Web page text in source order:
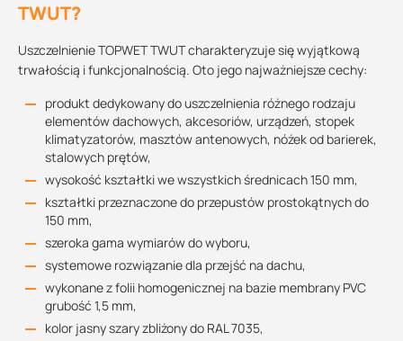
TWUT?
Uszczelnienie TOPWET TWUT charakteryzuje się wyjątkową
trwałością i funkcjonalnością. Oto jego najważniejsze cechy:
produkt dedykowany do uszczelnienia różnego rodzaju
elementów dachowych, akcesoriów, urządzeń, stopek
klimatyzatorów, masztów antenowych, nóżek od barierek,
stalowych prętów,
wysokość kształtki we wszystkich średnicach 150 mm,
kształtki przeznaczone do przepustów prostokątnych do
150 mm,
szeroka gama wymiarów do wyboru,
systemowe rozwiązanie dla przejść na dachu,
wykonane z folii homogenicznej na bazie membrany PVC
grubość 1,5 mm,
kolor jasny szary zbliżony do RAL 7035,